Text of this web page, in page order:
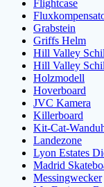
Flightcase
Grabstein
Griffs Helm
Hill Valley
Hill Valley
Holzmodell
Hoverboard
JVC Kamera
Killerboard
Kit-Cat-
Landezone
Lyon Estates
Madrid
Messingwecker